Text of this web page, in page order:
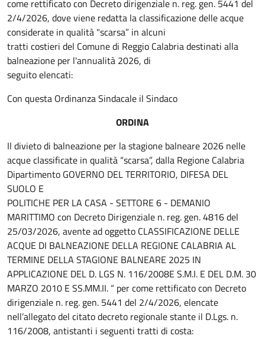
come rettificato con Decreto dirigenziale n. reg. gen. 5441 del
2/4/2026, dove viene redatta la classificazione delle acque
considerate in qualità "scarsa” in alcuni
tratti costieri del Comune di Reggio Calabria destinati alla
balneazione per l'annualità 2026, di
seguito elencati:
Con questa Ordinanza Sindacale il Sindaco
ORDINA
Il divieto di balneazione per la stagione balneare 2026 nelle
acque classificate in qualità “scarsa”, dalla Regione Calabria
Dipartimento GOVERNO DEL TERRITORIO, DIFESA DEL
SUOLO E
POLITICHE PER LA CASA - SETTORE 6 - DEMANIO
MARITTIMO con Decreto Dirigenziale n. reg. gen. 4816 del
25/03/2026, avente ad oggetto CLASSIFICAZIONE DELLE
ACQUE DI BALNEAZIONE DELLA REGIONE CALABRIA AL
TERMINE DELLA STAGIONE BALNEARE 2025 IN
APPLICAZIONE DEL D. LGS N. 116/2008E S.M.I. E DEL D.M. 30
MARZO 2010 E SS.MM.II. “ per come rettificato con Decreto
dirigenziale n. reg. gen. 5441 del 2/4/2026, elencate
nell’allegato del citato decreto regionale stante il D.Lgs. n.
116/2008, antistanti i seguenti tratti di costa: